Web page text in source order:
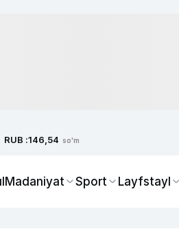
RUB :146,54 so'm
Madaniyat Sport Layfstayl